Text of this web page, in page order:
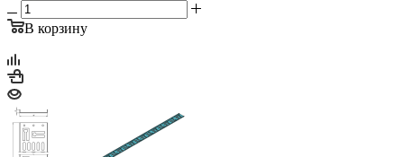
В корзину